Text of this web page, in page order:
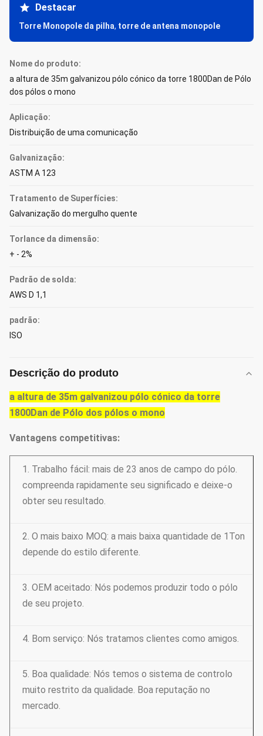
Destacar
Torre Monopole da pilha, torre de antena monopole
Nome do produto:
a altura de 35m galvanizou pólo cónico da torre 1800Dan de Pólo
dos pólos o mono
Aplicação:
Distribuição de uma comunicação
Galvanização:
ASTM A 123
Tratamento de Superfícies:
Galvanização do mergulho quente
Torlance da dimensão:
+ - 2%
Padrão de solda:
AWS D 1,1
padrão:
ISO
Descrição do produto
a altura de 35m galvanizou pólo cónico da torre
1800Dan de Pólo dos pólos o mono
Vantagens competitivas:
1. Trabalho fácil: mais de 23 anos de campo do pólo.
compreenda rapidamente seu significado e deixe-o
obter seu resultado.
2. O mais baixo MOQ: a mais baixa quantidade de 1Ton
depende do estilo diferente.
3. OEM aceitado: Nós podemos produzir todo o pólo
de seu projeto.
4. Bom serviço: Nós tratamos clientes como amigos.
5. Boa qualidade: Nós temos o sistema de controlo
muito restrito da qualidade. Boa reputação no
mercado.